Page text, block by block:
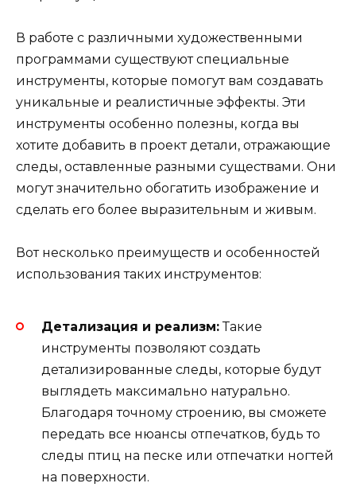
В работе с различными художественными
программами существуют специальные
инструменты, которые помогут вам создавать
уникальные и реалистичные эффекты. Эти
инструменты особенно полезны, когда вы
хотите добавить в проект детали, отражающие
следы, оставленные разными существами. Они
могут значительно обогатить изображение и
сделать его более выразительным и живым.
Вот несколько преимуществ и особенностей
использования таких инструментов:
Детализация и реализм:Такие
инструменты позволяют создать
детализированные следы, которые будут
выглядеть максимально натурально.
Благодаря точному строению, вы сможете
передать все нюансы отпечатков, будь то
следы птиц на песке или отпечатки ногтей
на поверхности.